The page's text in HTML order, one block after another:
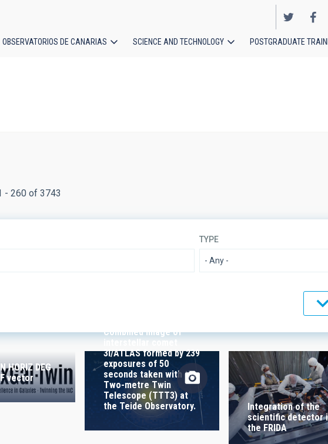
OBSERVATORIOS DE CANARIAS SCIENCE AND TECHNOLOGY POSTGRADUATE
- 260 of 3743
TYPE
HORIZ DEG
vector
Combined image of
interstellar comet
3I/ATLAS formed by 239
exposures of 50
seconds taken with the
Two-metre Twin
Telescope (TTT3) at
the Teide Observatory.
Integration of the
scientific detector
the FRIDA